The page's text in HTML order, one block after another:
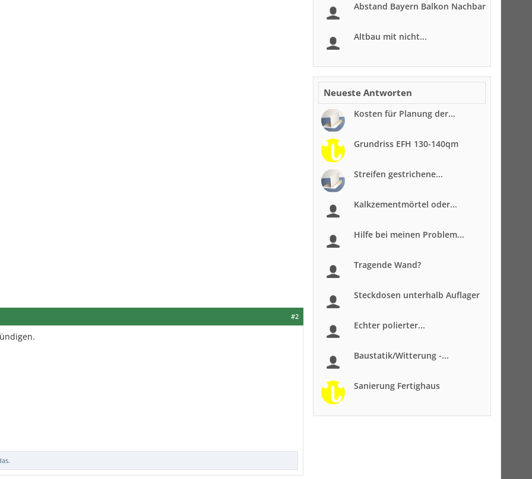
#2
Abstand Bayern Balkon Nachbar
Altbau mit nicht...
Neueste Antworten
Kosten für Planung der...
Grundriss EFH 130-140qm
Streifen gestrichene...
Kalkzementmörtel oder...
Hilfe bei meinen Problem...
Tragende Wand?
Steckdosen unterhalb Auflager
Echter polierter...
Baustatik/Witterung -...
Sanierung Fertighaus